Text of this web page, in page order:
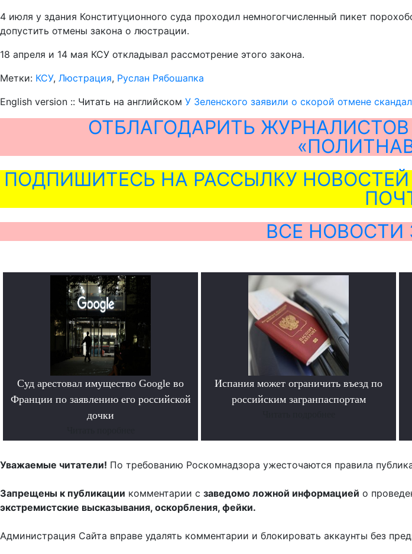
4 июля у здания Конституционного суда проходил немногогчисленный пикет
допустить отмены закона о люстрации.
18 апреля и 14 мая КСУ откладывал рассмотрение этого закона.
Метки: КСУ, Люстрация, Руслан Рябошапка
English version :: Читать на английском У Зеленского заявили о скорой отмене
ОТБЛАГОДАРИТЬ
ПОДПИШИТЕСЬ НА РАССЫЛКУ
ВСЕ НОВОСТИ
Суд арестовал имущество Google во
Франции по заявлению его российской
дочки
Испания может ограничить въезд по
российским загранпаспортам
Уважаемые читатели! По требованию Роскомнадзора ужесточаются правила
Запрещены к публикации комментарии с заведомо ложной информацией о
экстремистские высказывания, оскорбления, фейки.
Администрация Сайта вправе удалять комментарии и блокировать аккаунты без